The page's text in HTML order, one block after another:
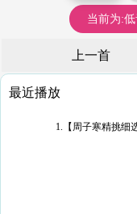
当前为:
上一首
最近播放
1.【周子寒精挑细